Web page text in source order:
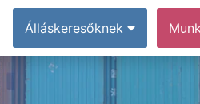
Álláskeresőknek